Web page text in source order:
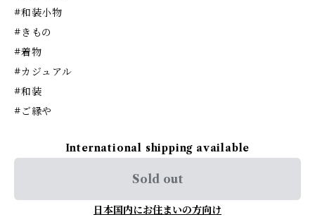
#和装小物
#きもの
#着物
#カジュアル
#和装
#ご縁や
International shipping available
Sold out
日本国内にお住まいの方向け